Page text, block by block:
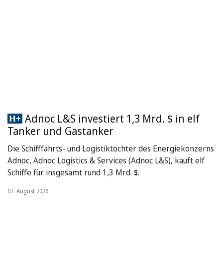
Adnoc L&S investiert 1,3 Mrd. $ in elf
Tanker und Gastanker
Die Schifffahrts- und Logistiktochter des Energiekonzerns
Adnoc, Adnoc Logistics & Services (Adnoc L&S), kauft elf
Schiffe für insgesamt rund 1,3 Mrd. $.
07. August 2026